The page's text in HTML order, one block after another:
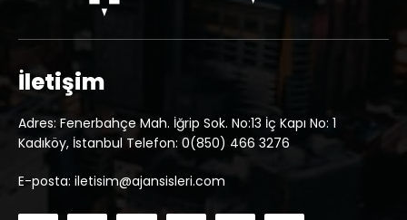
İletişim
Adres: Fenerbahçe Mah. İğrip Sok. No:13 İç Kapı No: 1
Kadıköy, İstanbul Telefon: 0(850) 466 3276
E-posta: iletisim@ajansisleri.com